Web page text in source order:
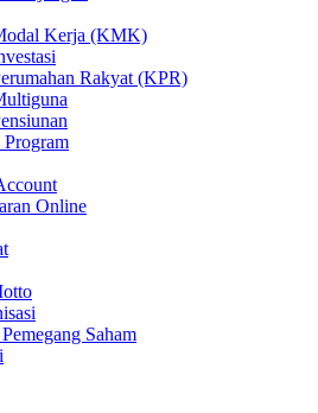
Kerja (KMK)
Rakyat (KPR)
Online
Saham